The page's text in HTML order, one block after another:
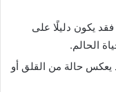
فقد يكون دليلًا على
الحالم.
يعكس حالة من القلق أو